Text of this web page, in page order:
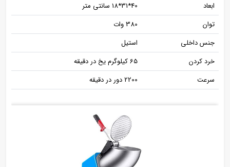
ابعاد
40*31*18 سانتی متر
توان
380 وات
جنس داخلی
استیل
خرد کردن
65 کیلوگرم یخ در دقیقه
سرعت
2200 دور در دقیقه